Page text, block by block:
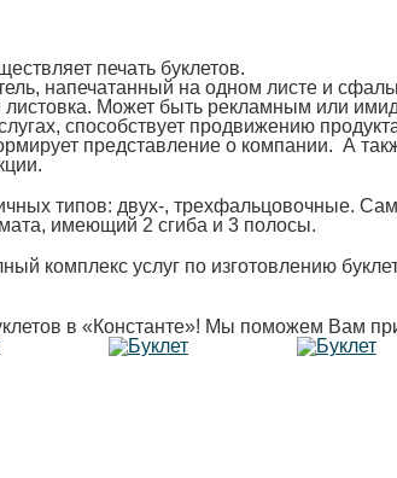
печать буклетов.
напечатанный на одном листе и
листовка. Может быть рекламным или
способствует продвижению
представление о компании. А
типов: двух-, трехфальцовочные.
имеющий 2 сгиба и 3 полосы.
комплекс услуг по изготовлению
в «Константе»! Мы поможем Вам